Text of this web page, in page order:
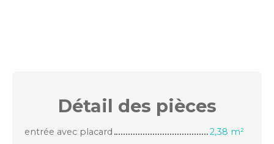
Détail des pièces
entrée avec placard
2,38 m²